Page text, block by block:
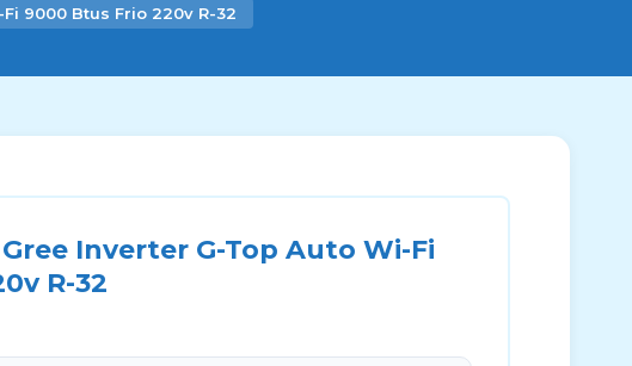
9000 Btus Frio 220v R-32
Inverter G-Top Auto Wi-Fi
R-32